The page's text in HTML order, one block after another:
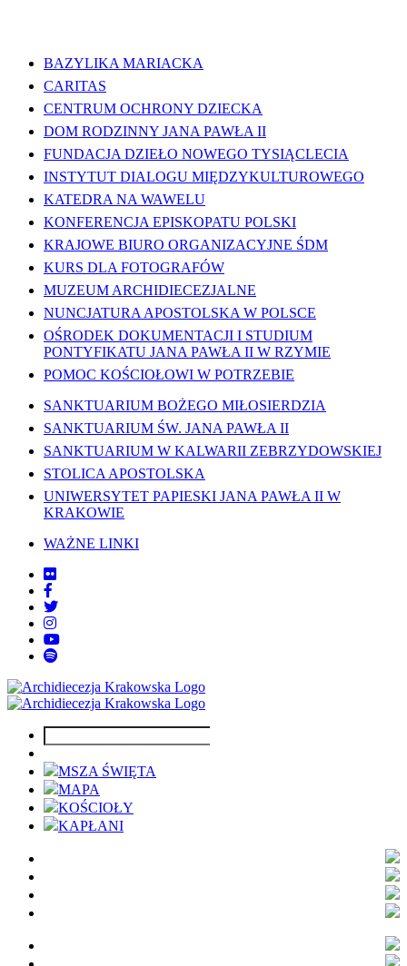
BAZYLIKA MARIACKA
CARITAS
CENTRUM OCHRONY DZIECKA
DOM RODZINNY JANA PAWŁA II
FUNDACJA DZIEŁO NOWEGO TYSIĄCLECIA
INSTYTUT DIALOGU MIĘDZYKULTUROWEGO
KATEDRA NA WAWELU
KONFERENCJA EPISKOPATU POLSKI
KRAJOWE BIURO ORGANIZACYJNE ŚDM
KURS DLA FOTOGRAFÓW
MUZEUM ARCHIDIECEZJALNE
NUNCJATURA APOSTOLSKA W POLSCE
OŚRODEK DOKUMENTACJI I STUDIUM
PONTYFIKATU JANA PAWŁA II W RZYMIE
POMOC KOŚCIOŁOWI W POTRZEBIE
SANKTUARIUM BOŻEGO MIŁOSIERDZIA
SANKTUARIUM ŚW. JANA PAWŁA II
SANKTUARIUM W KALWARII ZEBRZYDOWSKIEJ
STOLICA APOSTOLSKA
UNIWERSYTET PAPIESKI JANA PAWŁA II W
KRAKOWIE
WAŻNE LINKI
MSZA ŚWIĘTA
MAPA
KOŚCIOŁY
KAPŁANI